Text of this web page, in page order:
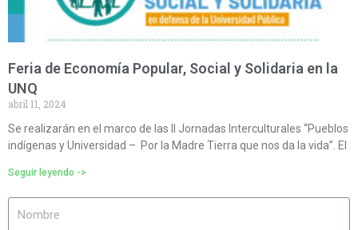
Feria de Economía Popular, Social y Solidaria en la
UNQ
abril 11, 2024
Se realizarán en el marco de las II Jornadas Interculturales “Pueblos
indígenas y Universidad – Por la Madre Tierra que nos da la vida”. El
Seguir leyendo ->